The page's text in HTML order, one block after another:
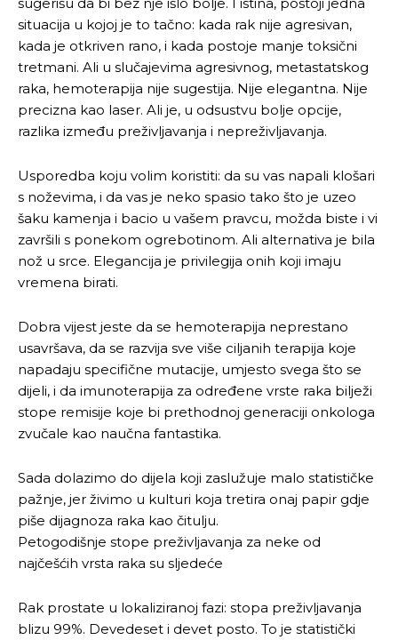
situacija u kojoj je to tačno: kada rak nije agresivan,
kada je otkriven rano, i kada postoje manje toksični
tretmani. Ali u slučajevima agresivnog, metastatskog
raka, hemoterapija nije sugestija. Nije elegantna. Nije
precizna kao laser. Ali je, u odsustvu bolje opcije,
razlika između preživljavanja i nepreživljavanja.
Usporedba koju volim koristiti: da su vas napali klošari
s noževima, i da vas je neko spasio tako što je uzeo
šaku kamenja i bacio u vašem pravcu, možda biste i vi
završili s ponekom ogrebotinom. Ali alternativa je bila
nož u srce. Elegancija je privilegija onih koji imaju
vremena birati.
Dobra vijest jeste da se hemoterapija neprestano
usavršava, da se razvija sve više ciljanih terapija koje
napadaju specifične mutacije, umjesto svega što se
dijeli, i da imunoterapija za određene vrste raka bilježi
stope remisije koje bi prethodnoj generaciji onkologa
zvučale kao naučna fantastika.
Sada dolazimo do dijela koji zaslužuje malo statističke
pažnje, jer živimo u kulturi koja tretira onaj papir gdje
piše dijagnoza raka kao čitulju.
Petogodišnje stope preživljavanja za neke od
najčešćih vrsta raka su sljedeće
Rak prostate u lokaliziranoj fazi: stopa preživljavanja
blizu 99%. Devedeset i devet posto. To je statistički